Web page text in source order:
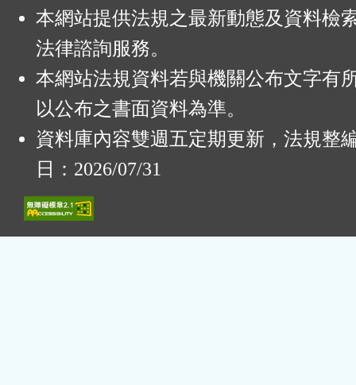
本網站提供法規之最新動態及資料檢
法律諮詢服務。
本網站法規資料若與機關公布文字有
以公布之書面資料為準。
資料庫內容雙週五定期更新，法規整
日：2026/07/31